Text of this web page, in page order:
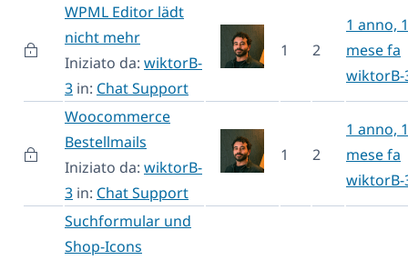
WPML Editor lädt
nicht mehr
Iniziato da: wiktorB-
3 in: Chat Support
1 2
1 anno, 1
mese fa
wiktorB-
Woocommerce
Bestellmails
Iniziato da: wiktorB-
3 in: Chat Support
1 2
1 anno, 1
mese fa
wiktorB-
Suchformular und
Shop-Icons